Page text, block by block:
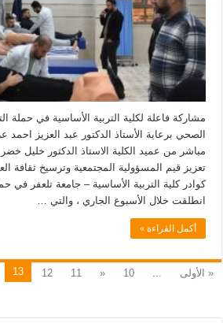
مشاركة فاعلة لكلية التربية الأساسية في حملة
الصحي برعاية الأستاذ الدكتور عبد العزيز احمد
مباشر من عميد الكلية الاستاذ الدكتور خليل
تعزيز قيم المسؤولية المجتمعية وترسيخ ثقافة
كوادر كلية التربية الأساسية – جامعة تلعفر في
انطلقت خلال الأسبوع الجاري ، والتي …
أكمل القراءة »
« الأولى 10
«
11
12
13